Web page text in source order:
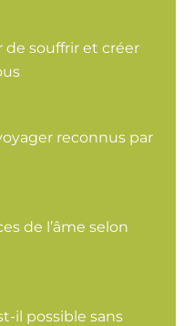
de souffrir et créer
reconnus par
de l’âme selon
il possible sans